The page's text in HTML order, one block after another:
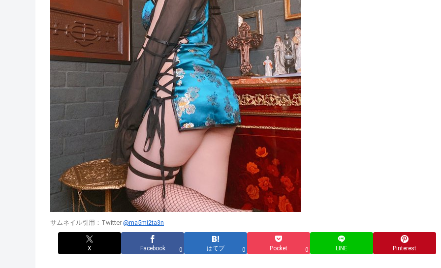
サムネイル引用：Twitter @ma5mi2ta3n
X Facebook 0 はてブ 0 Pocket 0 LINE Pinterest